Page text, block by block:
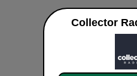
Collector